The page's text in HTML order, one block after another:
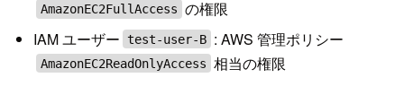
AmazonEC2FullAccess の権限
IAM ユーザー test-user-B : AWS 管理ポリシー
AmazonEC2ReadOnlyAccess 相当の権限